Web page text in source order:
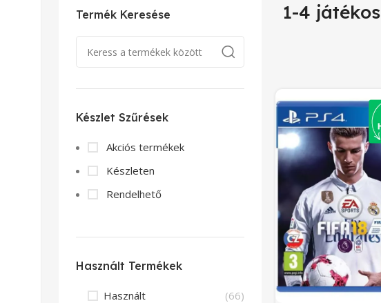
Termék Keresése
Készlet Szűrések
Akciós termékek
Készleten
Rendelhető
Használt Termékek
Használt (66)
1-4 játékos